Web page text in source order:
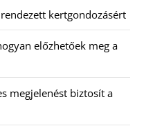
kertgondozásért
előzhetőek meg a
megjelenést biztosít a